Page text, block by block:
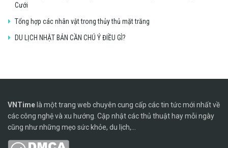
Cưới
Tổng hợp các nhân vật trong thủy thủ mặt trăng
DU LỊCH NHẬT BẢN CẦN CHÚ Ý ĐIỀU GÌ?
VNTimelà một trang web chuyên cung cấp các tin tức mới nhất về
các công nghệ và xu hướng. Cập nhật các thủ thuật hay mỗi ngày
cũng như những mẹo sức khỏe, du lịch,...